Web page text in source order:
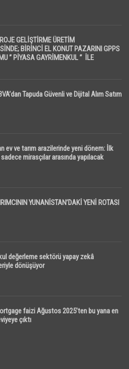
GELİŞTİRME ÜRETİM
BİRİNCİ EL KONUT PAZARINI GPPS
” PİYASA GAYRİMENKUL ” İLE
Tapuda Güvenli ve Dijital Alım Satım
ev ve tarım arazilerinde yeni dönem: İlk
mirasçılar arasında yapılacak
YUNANİSTAN’DAKİ YENİ ROTASI
değerleme sektörü yapay zekâ
dönüşüyor
faizi Ağustos 2025’ten bu yana en
çıktı